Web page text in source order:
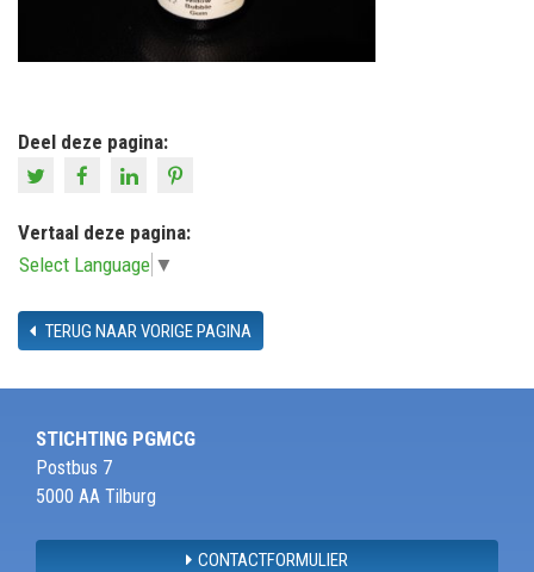
Deel deze pagina:
Vertaal deze pagina:
Select Language ▼
TERUG NAAR VORIGE PAGINA
STICHTING PGMCG
Postbus 7
5000 AA Tilburg
CONTACTFORMULIER